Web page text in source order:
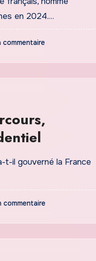
en 2024.…
commentaire
t-il gouverné la France
commentaire